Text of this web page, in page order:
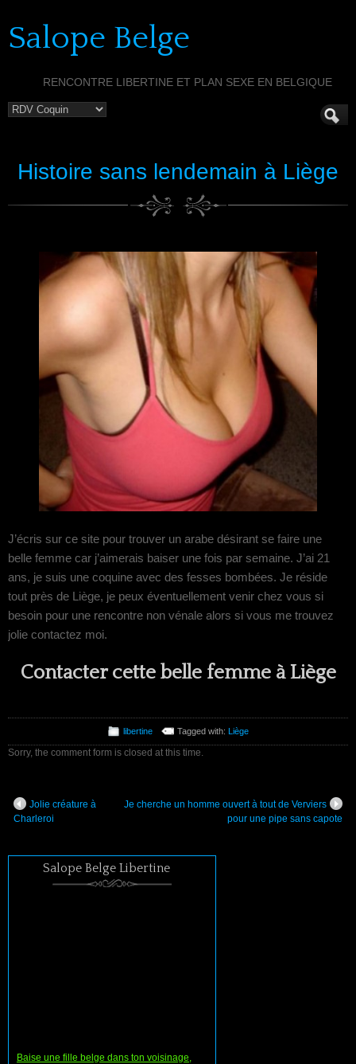
Salope Belge
RENCONTRE LIBERTINE ET PLAN SEXE EN BELGIQUE
Histoire sans lendemain à Liège
J’écris sur ce site pour trouver un arabe désirant se faire une
belle femme car j’aimerais baiser une fois par semaine. J’ai 21
ans, je suis une coquine avec des fesses bombées. Je réside
tout près de Liège, je peux éventuellement venir chez vous si
besoin pour une rencontre non vénale alors si vous me trouvez
jolie contactez moi.
Contacter cette belle femme à Liège
libertine Tagged with: Liège
Sorry, the comment form is closed at this time.
Jolie créature à
Charleroi
Je cherche un homme ouvert à tout de Verviers
pour une pipe sans capote
Salope Belge Libertine
Baise une fille belge dans ton voisinage,